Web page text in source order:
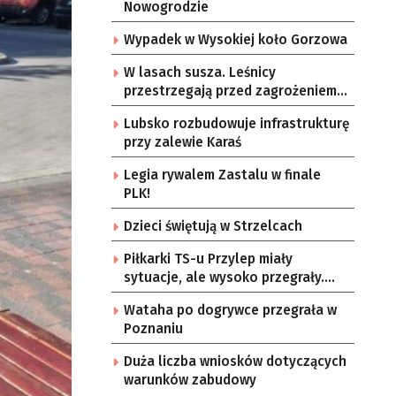
Nowogrodzie
Wypadek w Wysokiej koło Gorzowa
W lasach susza. Leśnicy
przestrzegają przed zagrożeniem
pożaru
Lubsko rozbudowuje infrastrukturę
przy zalewie Karaś
Legia rywalem Zastalu w finale
PLK!
Dzieci świętują w Strzelcach
Piłkarki TS-u Przylep miały
sytuacje, ale wysoko przegrały.
Teraz przed nimi walka o
utrzymanie
Wataha po dogrywce przegrała w
Poznaniu
Duża liczba wniosków dotyczących
warunków zabudowy